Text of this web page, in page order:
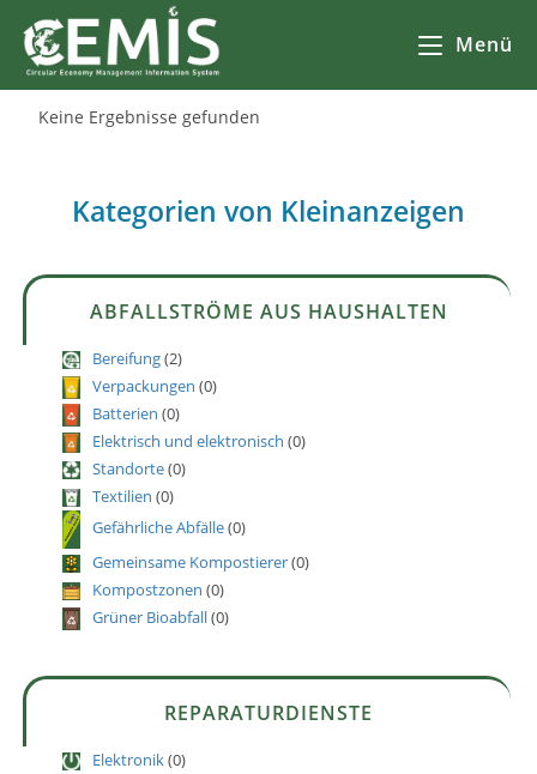
Menü
Keine Ergebnisse gefunden
Kategorien von Kleinanzeigen
ABFALLSTRÖME AUS HAUSHALTEN
Bereifung(2)
Verpackungen (0)
Batterien (0)
Elektrisch und elektronisch (0)
Standorte(0)
Textilien (0)
Gefährliche Abfälle(0)
Gemeinsame Kompostierer(0)
Kompostzonen (0)
Grüner Bioabfall(0)
REPARATURDIENSTE
Elektronik(0)